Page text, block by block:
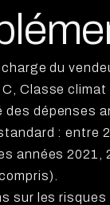
du
Classe climat
des dépenses
: entre
années 2021,
sur les risques